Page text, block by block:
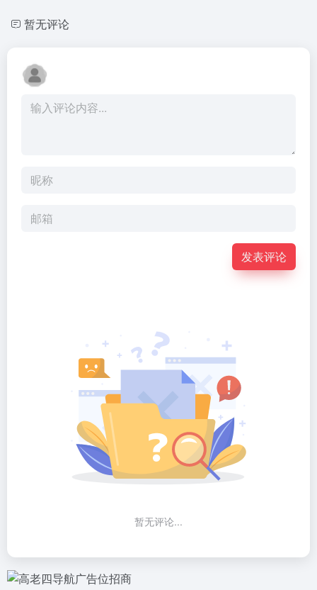
暂无评论
发表评论
暂无评论...